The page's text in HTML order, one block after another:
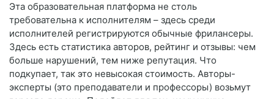
Эта образовательная платформа не столь
требовательна к исполнителям – здесь среди
исполнителей регистрируются обычные фрилансеры.
Здесь есть статистика авторов, рейтинг и отзывы: чем
больше нарушений, тем ниже репутация. Что
подкупает, так это невысокая стоимость. Авторы-
эксперты (это преподаватели и профессоры) возьмут